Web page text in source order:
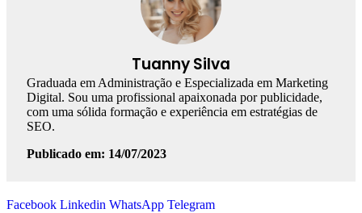
Tuanny Silva
Graduada em Administração e Especializada em Marketing
Digital. Sou uma profissional apaixonada por publicidade,
com uma sólida formação e experiência em estratégias de
SEO.
Publicado em: 14/07/2023
Facebook Linkedin WhatsApp Telegram